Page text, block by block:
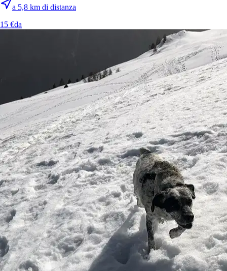
7.Ana
Nuovo
Venezia, 30124
a 5,8 km di distanza
15 €da
a 5,8 km di distanza
15 €da